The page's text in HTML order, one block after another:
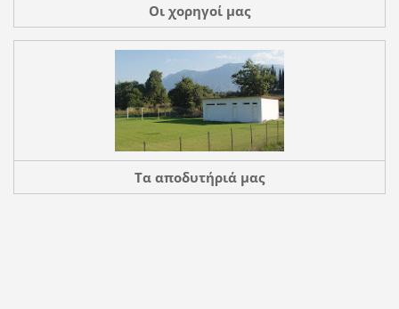
Οι χορηγοί μας
Tα αποδυτήριά μας